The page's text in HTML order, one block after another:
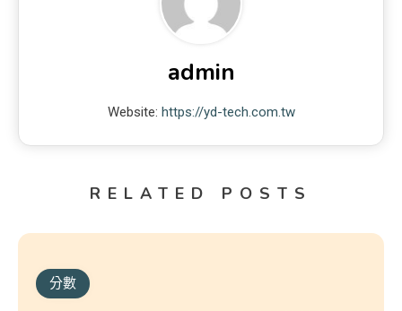
admin
Website: https://yd-tech.com.tw
RELATED POSTS
分數